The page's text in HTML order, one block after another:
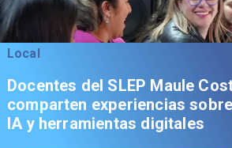
Local
Docentes del SLEP Maule
comparten experiencias sobre
IA y herramientas digitales